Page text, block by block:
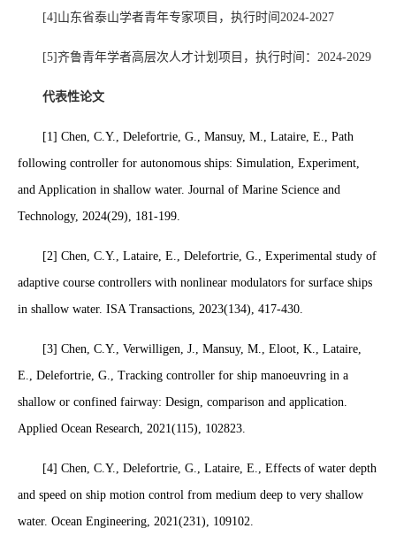
[4]山东省泰山学者青年专家项目，执行时间 2024-2027
[5]齐鲁青年学者高层次人才计划项目，执行时间： 2024-2029
代表性论文
[1] Chen, C.Y., Delefortrie, G., Mansuy, M., Lataire, E., Path
following controller for autonomous ships: Simulation, Experiment,
and Application in shallow water. Journal of Marine Science and
Technology, 2024(29), 181-199.
[2] Chen, C.Y., Lataire, E., Delefortrie, G., Experimental study of
adaptive course controllers with nonlinear modulators for surface ships
in shallow water. ISA Transactions, 2023(134), 417-430.
[3] Chen, C.Y., Verwilligen, J., Mansuy, M., Eloot, K., Lataire,
E., Delefortrie, G., Tracking controller for ship manoeuvring in a
shallow or confined fairway: Design, comparison and application.
Applied Ocean Research, 2021(115), 102823.
[4] Chen, C.Y., Delefortrie, G., Lataire, E., Effects of water depth
and speed on ship motion control from medium deep to very shallow
water. Ocean Engineering, 2021(231), 109102.